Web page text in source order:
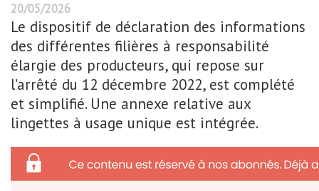
20/05/2026
Le dispositif de déclaration des informations
des différentes filières à responsabilité
élargie des producteurs, qui repose sur
l’arrêté du 12 décembre 2022, est complété
et simplifié. Une annexe relative aux
lingettes à usage unique est intégrée.